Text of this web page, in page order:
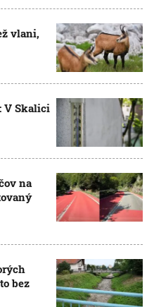
vlani,
V Skalici
na
bez